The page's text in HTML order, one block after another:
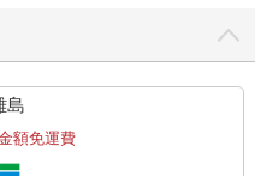
起初只能在白天靠太陽光來
國環球公司東來拍片，因得
以帶來的大小數十盞炭精燈
島
額免運費